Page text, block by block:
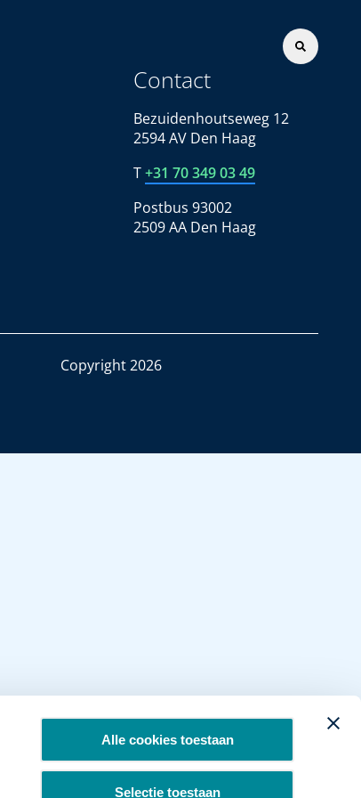
Alle cookies toestaan
Selectie toestaan
Contact
Bezuidenhoutseweg 12
2594 AV Den Haag
T+31 70 349 03 49
Postbus 93002
2509 AA Den Haag
Copyright 2026